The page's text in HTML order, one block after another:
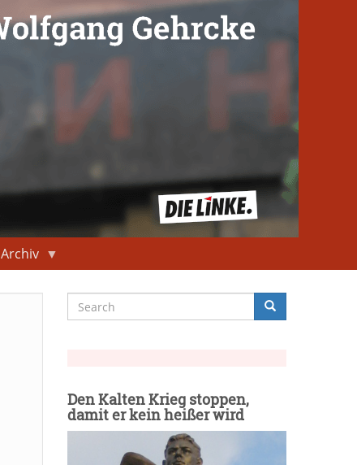
Archiv
Suche
Search Search
Den Kalten Krieg stoppen,
damit er kein heißer wird